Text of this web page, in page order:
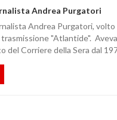
Andrea Purgatori
Andrea Purgatori, volto
"Atlantide".
del Corriere della Sera dal